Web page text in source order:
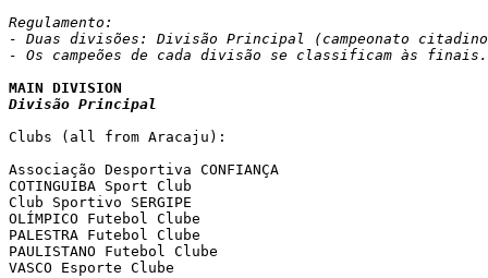
Regulamento:
- Duas divisões: Divisão Principal (campeonato
- Os campeões de cada divisão se classificam às finais.
Divisão Principal
Clubs (all from Aracaju):
Associação Desportiva CONFIANÇA
COTINGUIBA Sport Club
Club Sportivo SERGIPE
OLÍMPICO Futebol Clube
PALESTRA Futebol Clube
PAULISTANO Futebol Clube
VASCO Esporte Clube